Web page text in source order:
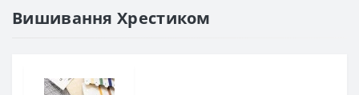
Вишивання Хрестиком